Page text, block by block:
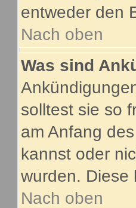
entweder den
Nach oben
Was sind
solltest sie so
am Anfang
kannst oder
wurden. Diese
Nach oben